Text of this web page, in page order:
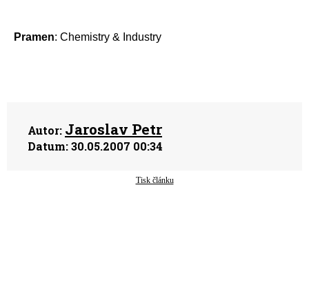
Pramen: Chemistry & Industry
Autor: Jaroslav Petr
Datum:30.05.2007 00:34
Tisk článku